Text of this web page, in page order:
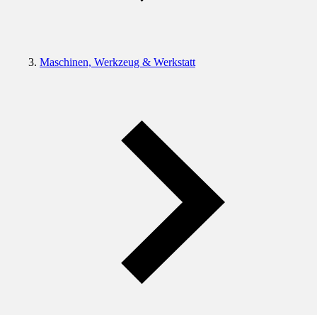
Maschinen, Werkzeug & Werkstatt